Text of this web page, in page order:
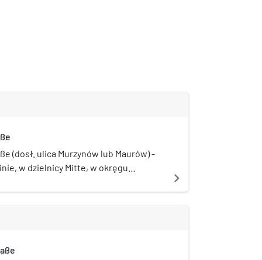
(dosł. ulica Murzynów lub Maurów) -
w dzielnicy Mitte, w okręgu
navigate_next